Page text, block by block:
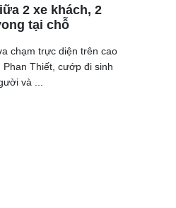
2 xe khách, 2
tại chỗ
chạm trực diện trên cao
Phan Thiết, cướp đi sinh
và ...